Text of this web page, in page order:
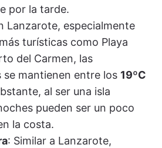
por la tarde.
Lanzarote, especialmente
turísticas como Playa
del Carmen, las
se mantienen entre los 19ºC
al ser una isla
pueden ser un poco
la costa.
: Similar a Lanzarote,